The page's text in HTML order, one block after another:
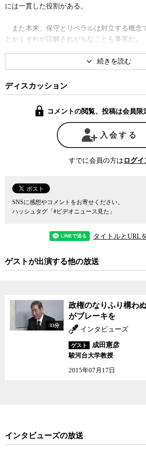
には一貫した役割がある。
また本来、保守とリベラルは対立する概念
とかくそれが誤解されがちなことも事実だ。
細川護熙首相の政府秘書官を務め、一連の
た政治学者の成田憲彦氏に、リベラルの起源
けるその役割などについて、ジャーナリスト
ディスカッション
コメントの閲覧、投稿は会員限
入会する
すでに会員の方は ログイ
SNSに感想やコメントをお寄せください。
ハッシュタグ「#ビデオニュース見た」
タイトルとURL
ゲストが出演する他の放送
33分
政権のなりふり構わ
がブレーキを
インタビューズ
ゲスト
成田憲彦
駿河台大学教授
2015年07月17日
インタビューズの放送